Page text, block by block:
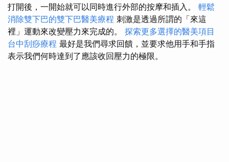
打開後，一開始就可以同時進行外部的按摩和插入。 輕鬆
消除雙下巴的雙下巴醫美療程 刺激是透過所謂的「來這
裡」運動來改變壓力來完成的。 探索更多選擇的醫美項目
台中刮痧療程 最好是我們尋求回饋，並要求他用手和手指
表示我們何時達到了應該收回壓力的極限。